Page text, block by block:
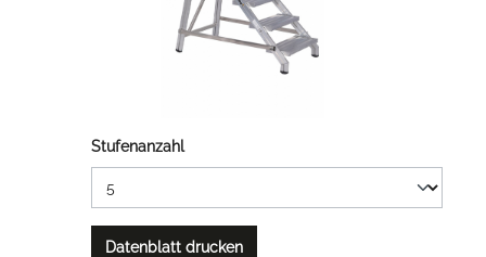
Stufenanzahl
Datenblatt drucken